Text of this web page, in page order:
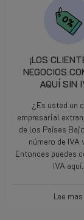
¡LOS
NEGOCIOS
AQUÍ SIN
¿Es usted un
empresarial
de los Países
número de IVA
Entonces puedes
IVA aquí.
Lee mas